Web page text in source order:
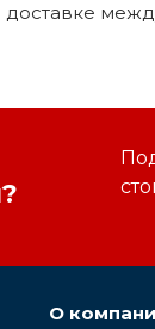
О